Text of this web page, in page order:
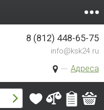
Адреса
8 (812) 448-65-75
info@ksk24.ru